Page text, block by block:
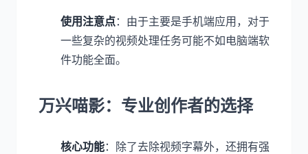
使用注意点：由于主要是手机端应用，对于
一些复杂的视频处理任务可能不如电脑端软
件功能全面。
万兴喵影：专业创作者的选择
核心功能：除了去除视频字幕外，还拥有强